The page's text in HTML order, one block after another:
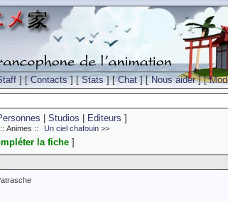
] [Contacts] [Stats] [Chat] [Nous aider] [
Studios Editeurs ]
:: Animes :: Un ciel chafouin >>
la fiche]